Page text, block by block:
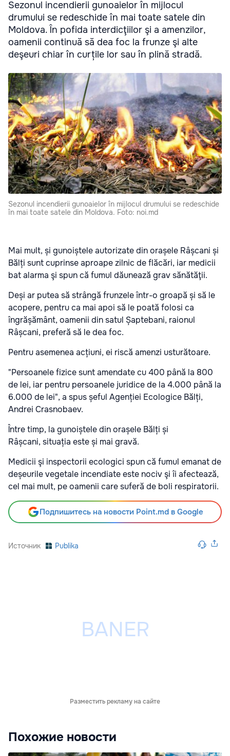
Sezonul incendierii gunoaielor în mijlocul
drumului se redeschide în mai toate satele din
Moldova. În pofida interdicţiilor şi a amenzilor,
oamenii continuă să dea foc la frunze şi alte
deşeuri chiar în curțile lor sau în plină stradă.
Sezonul incendierii gunoaielor în mijlocul drumului se redeschide
în mai toate satele din Moldova. Foto: noi.md
Mai mult, și gunoiștele autorizate din orașele Râșcani și
Bălți sunt cuprinse aproape zilnic de flăcări, iar medicii
bat alarma şi spun că fumul dăunează grav sănătăţii.
Deși ar putea să strângă frunzele într-o groapă și să le
acopere, pentru ca mai apoi să le poată folosi ca
îngrășământ, oamenii din satul Șaptebani, raionul
Râșcani, preferă să le dea foc.
Pentru asemenea acțiuni, ei riscă amenzi usturătoare.
"Persoanele fizice sunt amendate cu 400 până la 800
de lei, iar pentru persoanele juridice de la 4.000 până la
6.000 de lei", a spus șeful Agenției Ecologice Bălți,
Andrei Crasnobaev.
Între timp, la gunoiștele din orașele Bălți și
Râșcani, situația este și mai gravă.
Medicii şi inspectorii ecologici spun că fumul emanat de
deșeurile vegetale incendiate este nociv şi îi afectează,
cel mai mult, pe oamenii care suferă de boli respiratorii.
Подпишитесь на новости Point.md в Google
Источник Publika
Разместить рекламу на сайте
Похожие новости